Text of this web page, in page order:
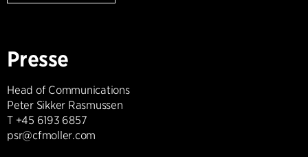
Presse
Head of Communications
Peter Sikker Rasmussen
T +45 6193 6857
psr@cfmoller.com